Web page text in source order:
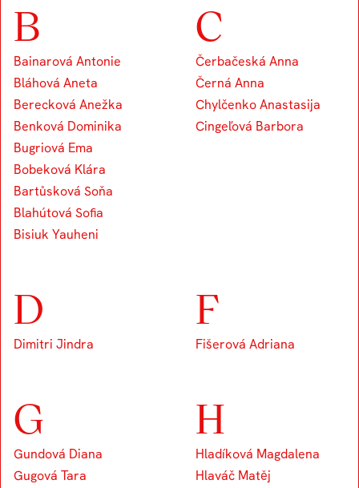
B
Bainarová Antonie
Bláhová Aneta
Berecková Anežka
Benková Dominika
Bugriová Ema
Bobeková Klára
Bartůsková Soňa
Blahútová Sofia
Bisiuk Yauheni
C
Čerbačeská Anna
Černá Anna
Chylčenko Anastasija
Cingeľová Barbora
D
Dimitri Jindra
F
Fišerová Adriana
G
Gundová Diana
Gugová Tara
H
Hladíková Magdalena
Hlaváč Matěj